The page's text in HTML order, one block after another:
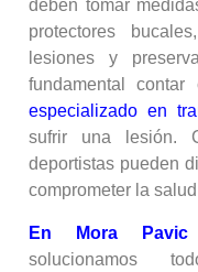
deben tomar
protectores
lesiones y
fundamental
especializado en
sufrir una lesión.
deportistas pueden
comprometer la
En Mora Pavic